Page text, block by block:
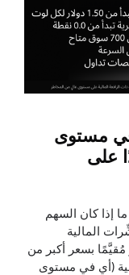
في مستوى
على
إذا كان السهم
المالية
بسعر أكبر من
(أي في مستوى